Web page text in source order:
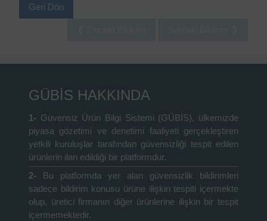
Geri Dön
GÜBİS HAKKINDA
1- Güvensiz Ürün Bilgi Sistemi (GÜBİS), ülkemizde
piyasa gözetimi ve denetimi faaliyeti gerçekleştiren
yetkili kuruluşlar tarafından güvensizliği tespit edilen
ürünlerin ilan edildiği bir platformdur.
2-
Bu platformda yer alan güvensizlik bildirimleri
sadece bildirim konusu ürüne ilişkin tespiti içermekte
olup, üretici firmanın diğer ürünlerine ilişkin bir tespit
içermemektedir.